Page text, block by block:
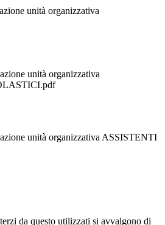
unità organizzativa
unità organizzativa
unità organizzativa ASSISTENTI
da questo utilizzati si avvalgono di